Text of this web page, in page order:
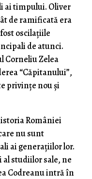
ai timpului. Oliver
de ramificată era
oscilațiile
de atunci.
Corneliu Zelea
“Căpitanului”,
privințe nou și
României
nu sunt
ai generațiilor lor.
studiilor sale, ne
Codreanu intră în